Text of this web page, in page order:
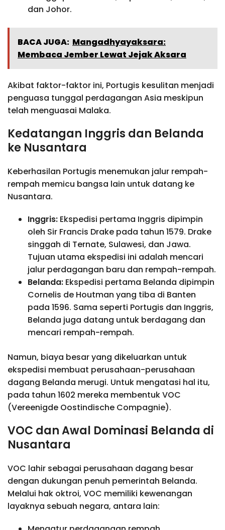
dan Johor.
BACA JUGA: Mangadhyayaksara:
Membaca Jember Lewat Jejak Aksara
Akibat faktor-faktor ini, Portugis kesulitan menjadi
penguasa tunggal perdagangan Asia meskipun
telah menguasai Malaka.
Kedatangan Inggris dan Belanda
ke Nusantara
Keberhasilan Portugis menemukan jalur rempah-
rempah memicu bangsa lain untuk datang ke
Nusantara.
Inggris: Ekspedisi pertama Inggris dipimpin
oleh Sir Francis Drake pada tahun 1579. Drake
singgah di Ternate, Sulawesi, dan Jawa.
Tujuan utama ekspedisi ini adalah mencari
jalur perdagangan baru dan rempah-rempah.
Belanda: Ekspedisi pertama Belanda dipimpin
Cornelis de Houtman yang tiba di Banten
pada 1596. Sama seperti Portugis dan Inggris,
Belanda juga datang untuk berdagang dan
mencari rempah-rempah.
Namun, biaya besar yang dikeluarkan untuk
ekspedisi membuat perusahaan-perusahaan
dagang Belanda merugi. Untuk mengatasi hal itu,
pada tahun 1602 mereka membentuk VOC
(Vereenigde Oostindische Compagnie).
VOC dan Awal Dominasi Belanda di
Nusantara
VOC lahir sebagai perusahaan dagang besar
dengan dukungan penuh pemerintah Belanda.
Melalui hak oktroi, VOC memiliki kewenangan
layaknya sebuah negara, antara lain: